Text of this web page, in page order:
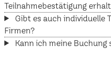
Teilnahmebestätigung
Gibt es auch individuelle
Firmen?
Kann ich meine Buchung